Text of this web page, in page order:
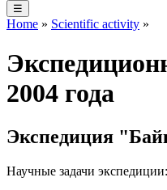
☰
Home » Scientific activity »
2004 года
Экспедиция
Научные задачи экспедиции: